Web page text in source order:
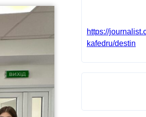
https://
kafedru/destin